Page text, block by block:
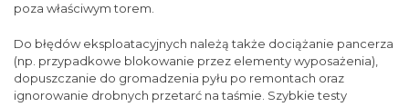
poza właściwym torem.
Do błędów eksploatacyjnych należą także dociążanie pancerza
(np. przypadkowe blokowanie przez elementy wyposażenia),
dopuszczanie do gromadzenia pyłu po remontach oraz
ignorowanie drobnych przetarć na taśmie. Szybkie testy